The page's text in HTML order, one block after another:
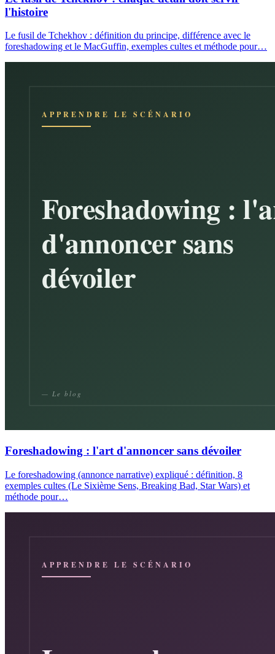
l'histoire
Le fusil de Tchekhov : définition du principe, différence avec le
foreshadowing et le MacGuffin, exemples cultes et méthode pour…
Foreshadowing : l'art d'annoncer sans dévoiler
Le foreshadowing (annonce narrative) expliqué : définition, 8
exemples cultes (Le Sixième Sens, Breaking Bad, Star Wars) et
méthode pour…